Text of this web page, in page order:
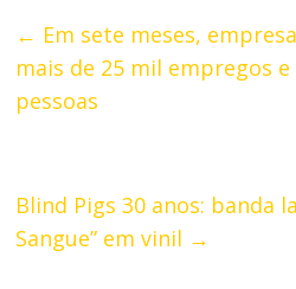
← Em sete meses,
mais de 25 mil empregos
pessoas
Blind Pigs 30 anos: banda
Sangue” em vinil →